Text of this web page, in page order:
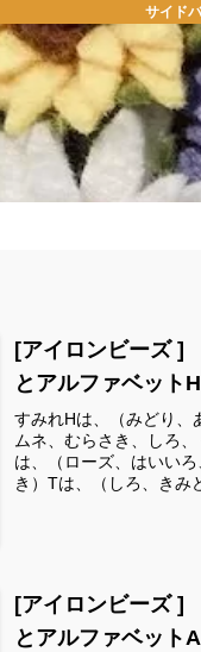
サイド
[アイロンビーズ
とアルファベット
すみれHは、（みどり、
ムネ、むらさき、しろ
は、（ローズ、はいい
き）Tは、（しろ、きみ
[アイロンビーズ
とアルファベット